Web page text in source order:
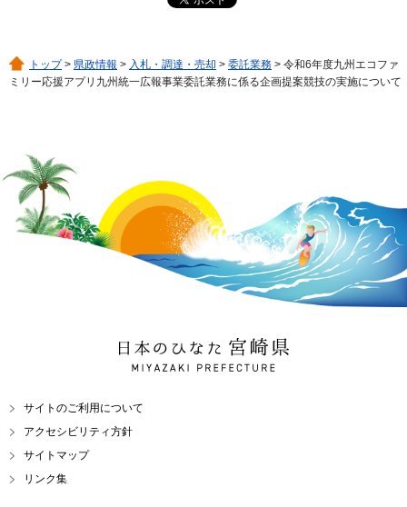
トップ> 県政情報 > 入札・調達・売却 > 委託業務 > 令和6年度九州エコファ
ミリー応援アプリ九州統一広報事業委託業務に係る企画提案競技の実施について
日本のひなた 宮崎県
MIYAZAKI PREFECTURE
サイトのご利用について
アクセシビリティ方針
サイトマップ
リンク集